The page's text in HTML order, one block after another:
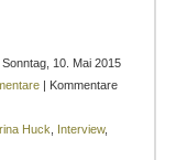
10. Mai 2015
| Kommentare
Huck Interview,